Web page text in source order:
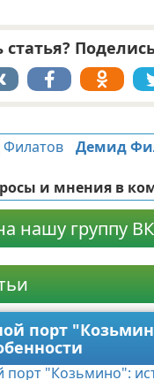
Демид
и мнения в
нашу группу
порт